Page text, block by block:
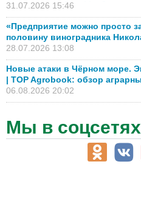
31.07.2026 15:46
«Предприятие можно просто
половину виноградника
28.07.2026 13:08
Новые атаки в Чёрном море.
| TOP Agrobook: обзор
06.08.2026 20:02
Мы в соцсетях